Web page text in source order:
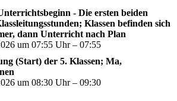
- Die ersten beiden
Klassen befinden sich
dann Unterricht nach Plan
um 07:55 Uhr – 07:55
(Start) der 5. Klassen; Ma,
um 08:30 Uhr – 09:30